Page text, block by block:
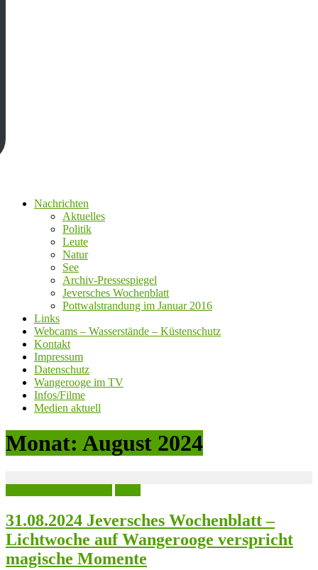
Nachrichten
Aktuelles
Politik
Leute
Natur
See
Archiv-Pressespiegel
Jeversches Wochenblatt
Pottwalstrandung im Januar 2016
Links
Webcams – Wasserstände – Küstenschutz
Kontakt
Impressum
Datenschutz
Wangerooge im TV
Infos/Filme
Medien aktuell
Monat: August 2024
31.08.2024 Jeversches Wochenblatt –
Lichtwoche auf Wangerooge verspricht
magische Momente